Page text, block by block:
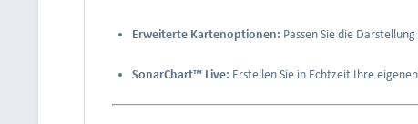
Erweiterte Kartenoptionen: Passen Sie die
SonarChart™ Live: Erstellen Sie in Echtzeit Ihre eigenen